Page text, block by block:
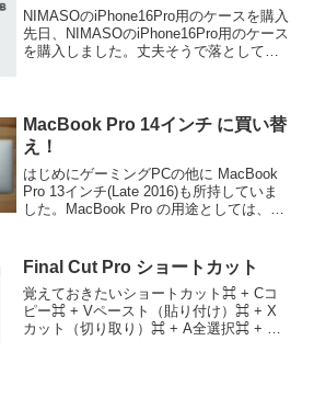
NIMASOのiPhone16Pro用のケースを購入
先日、NIMASOのiPhone16Pro用のケース
を購入しました。丈夫そうで落としても
MacBook Pro 14インチ に買い替
え！
はじめにゲーミングPCの他に MacBook
Pro 13インチ(Late 2016)も所持していま
した。MacBook Pro の用途としては、
この度...
Final Cut Pro ショートカット
覚えておきたいショートカット⌘ + Cコ
ピー⌘ + Vペースト（貼り付け）⌘ + X
カット（切り取り）⌘ + A全選択⌘ + Z